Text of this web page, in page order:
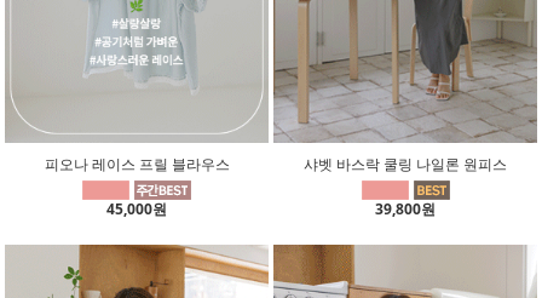
피오나 레이스 프릴 블라우스
45,000원
샤벳 바스락 쿨링 나일론 원피스
39,800원